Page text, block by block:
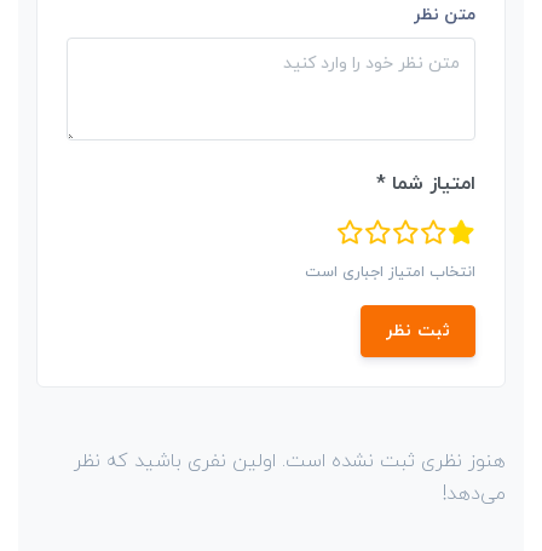
متن نظر
امتیاز شما *
انتخاب امتیاز اجباری است
ثبت نظر
هنوز نظری ثبت نشده است. اولین نفری باشید که نظر
می‌دهد!